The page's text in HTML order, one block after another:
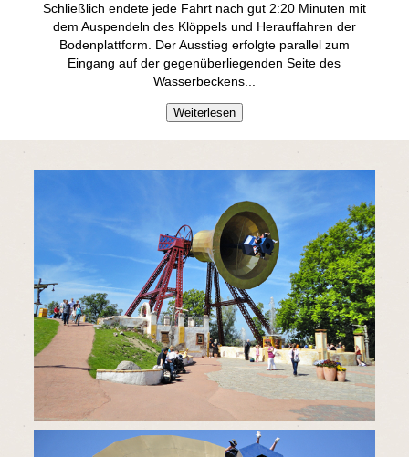
Schließlich endete jede Fahrt nach gut 2:20 Minuten mit
dem Auspendeln des Klöppels und Herauffahren der
Bodenplattform. Der Ausstieg erfolgte parallel zum
Eingang auf der gegenüberliegenden Seite des
Wasserbeckens.
Weiterlesen